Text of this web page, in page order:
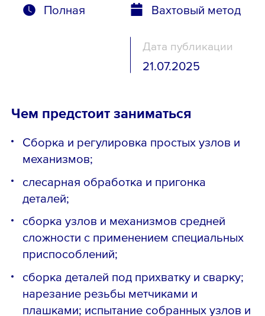
Полная Вахтовый метод
Дата публикации
21.07.2025
Чем предстоит заниматься
Сборка и регулировка простых узлов и
механизмов;
слесарная обработка и пригонка
деталей;
сборка узлов и механизмов средней
сложности с применением специальных
приспособлений;
сборка деталей под прихватку и сварку;
нарезание резьбы метчиками и
плашками; испытание собранных узлов и